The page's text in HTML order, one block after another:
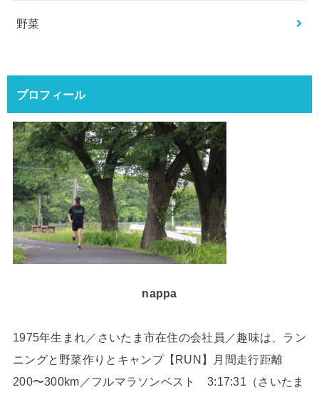
野菜
プロフィール
nappa
1975年生まれ／さいたま市在住の会社員／趣味は、ラン
ニングと野菜作りとキャンプ【RUN】月間走行距離
200〜300km／フルマラソンベスト 3:17:31（さいたま